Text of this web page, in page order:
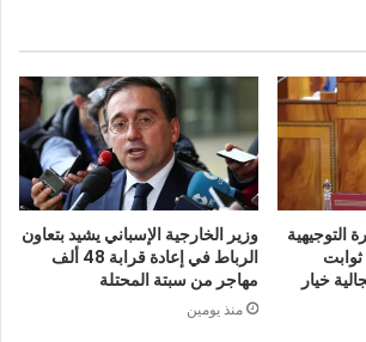
التوجيهية
2027 أن ثوابت
خيار
وزير الخارجية الإسباني يشيد بتعاون
الرباط في إعادة قرابة 48 ألف
مهاجر من سبتة المحتلة
منذ يومين